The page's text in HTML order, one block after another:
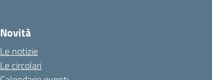
Novità
Le notizie
Le circolari